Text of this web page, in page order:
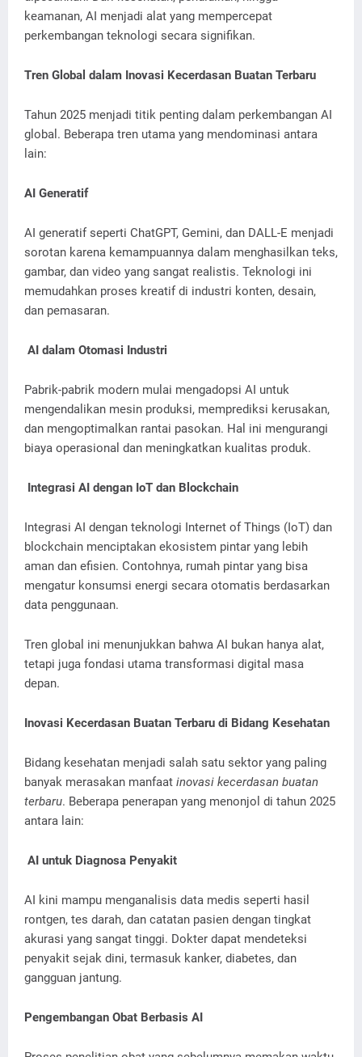
keamanan, AI menjadi alat yang mempercepat
perkembangan teknologi secara signifikan.
Tren Global dalam Inovasi Kecerdasan Buatan Terbaru
Tahun 2025 menjadi titik penting dalam perkembangan AI
global. Beberapa tren utama yang mendominasi antara
lain:
AI Generatif
AI generatif seperti ChatGPT, Gemini, dan DALL-E menjadi
sorotan karena kemampuannya dalam menghasilkan teks,
gambar, dan video yang sangat realistis. Teknologi ini
memudahkan proses kreatif di industri konten, desain,
dan pemasaran.
AI dalam Otomasi Industri
Pabrik-pabrik modern mulai mengadopsi AI untuk
mengendalikan mesin produksi, memprediksi kerusakan,
dan mengoptimalkan rantai pasokan. Hal ini mengurangi
biaya operasional dan meningkatkan kualitas produk.
Integrasi AI dengan IoT dan Blockchain
Integrasi AI dengan teknologi Internet of Things (IoT) dan
blockchain menciptakan ekosistem pintar yang lebih
aman dan efisien. Contohnya, rumah pintar yang bisa
mengatur konsumsi energi secara otomatis berdasarkan
data penggunaan.
Tren global ini menunjukkan bahwa AI bukan hanya alat,
tetapi juga fondasi utama transformasi digital masa
depan.
Inovasi Kecerdasan Buatan Terbaru di Bidang Kesehatan
Bidang kesehatan menjadi salah satu sektor yang paling
banyak merasakan manfaat inovasi kecerdasan buatan
terbaru. Beberapa penerapan yang menonjol di tahun 2025
antara lain:
AI untuk Diagnosa Penyakit
AI kini mampu menganalisis data medis seperti hasil
rontgen, tes darah, dan catatan pasien dengan tingkat
akurasi yang sangat tinggi. Dokter dapat mendeteksi
penyakit sejak dini, termasuk kanker, diabetes, dan
gangguan jantung.
Pengembangan Obat Berbasis AI